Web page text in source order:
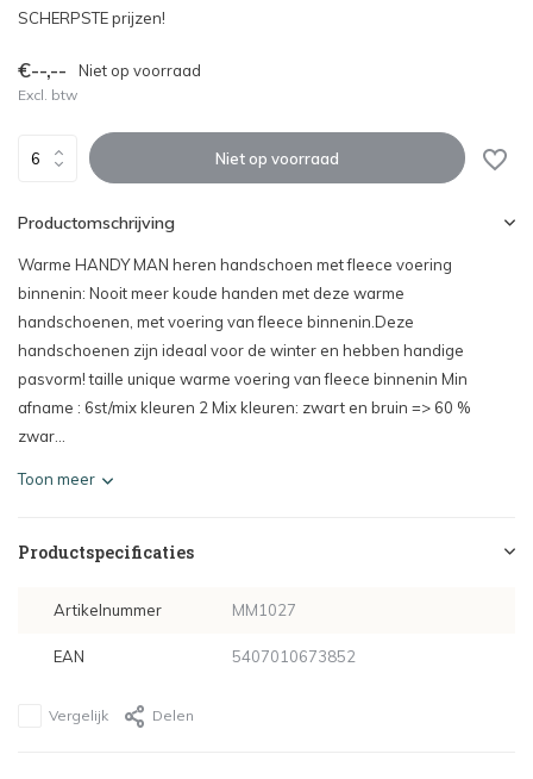
SCHERPSTE prijzen!
€--,-- Niet op voorraad
Excl. btw
Niet op voorraad
Productomschrijving
Warme HANDY MAN heren handschoen met fleece voering
binnenin: Nooit meer koude handen met deze warme
handschoenen, met voering van fleece binnenin.Deze
handschoenen zijn ideaal voor de winter en hebben handige
pasvorm! taille unique warme voering van fleece binnenin Min
afname : 6st/mix kleuren 2 Mix kleuren: zwart en bruin => 60 %
zwar...
Toon meer
Productspecificaties
Artikelnummer MM1027
EAN 5407010673852
Vergelijk Delen